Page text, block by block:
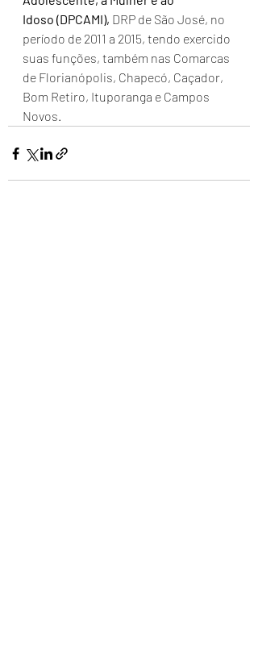
Idoso (DPCAMI), DRP de São José, no
período de 2011 a 2015, tendo exercido
suas funções, também nas Comarcas
de Florianópolis, Chapecó, Caçador,
Bom Retiro, Ituporanga e Campos
Novos.